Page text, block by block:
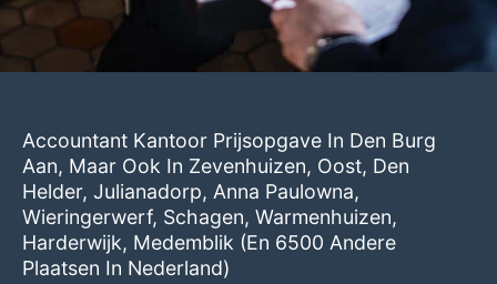
Accountant Kantoor Prijsopgave In Den Burg
Aan, Maar Ook In Zevenhuizen, Oost, Den
Helder, Julianadorp, Anna Paulowna,
Wieringerwerf, Schagen, Warmenhuizen,
Harderwijk, Medemblik (en 6500 Andere
Plaatsen In Nederland)